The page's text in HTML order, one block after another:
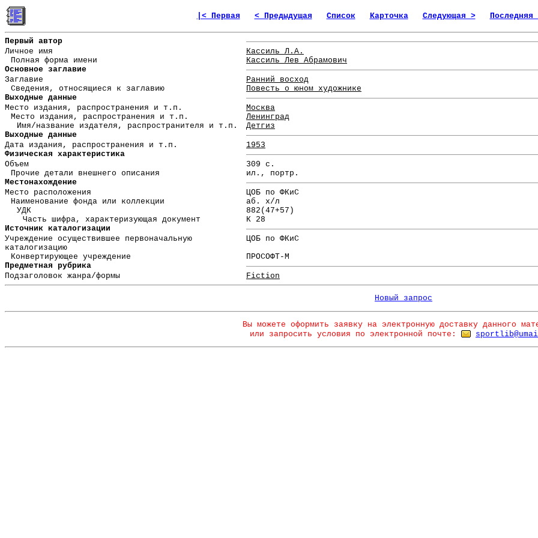
|< Первая < Предыдущая Список Карточка Следующая > Последняя
Первый автор
Личное имя
Кассиль Л.А.
Полная форма имени
Кассиль Лев Абрамович
Основное заглавие
Заглавие
Ранний восход
Сведения, относящиеся к заглавию
Повесть о юном художнике
Выходные данные
Место издания, распространения и т.п.
Москва
Место издания, распространения и т.п.
Ленинград
Имя/название издателя, распространителя и т.п.
Детгиз
Выходные данные
Дата издания, распространения и т.п.
1953
Физическая характеристика
Объем
309 с.
Прочие детали внешнего описания
ил., портр.
Местонахождение
Место расположения
ЦОБ по ФКиС
Наименование фонда или коллекции
аб. х/л
УДК
882(47+57)
Часть шифра, характеризующая документ
К 28
Источник каталогизации
Учреждение осуществившее первоначальную
каталогизацию
ЦОБ по ФКиС
Конвертирующее учреждение
ПРОСОФТ-М
Предметная рубрика
Подзаголовок жанра/формы
Fiction
Новый запрос
Вы можете оформить заявку на электронную доставку данного
или запросить условия по электронной почте: